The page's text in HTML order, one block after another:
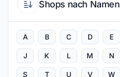
Shops nach Namen
A B C D E
J K L M N
S T U V W